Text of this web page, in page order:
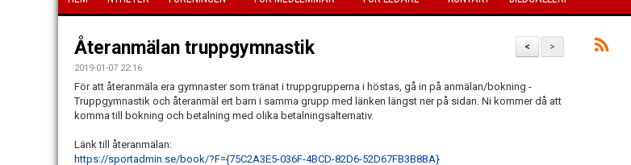
>
<
Återanmälan truppgymnastik
2019-01-07 22:16
För att återanmäla era gymnaster som tränat i truppgrupperna i höstas, gå in på anmälan/bokning -
Truppgymnastik och återanmäl ert barn i samma grupp med länken längst ner på sidan. Ni kommer då att
komma till bokning och betalning med olika betalningsalternativ.
Länk till återanmälan:
https://sportadmin.se/book/?F={75C2A3E5-036F-4BCD-82D6-52D67FB3B8BA}